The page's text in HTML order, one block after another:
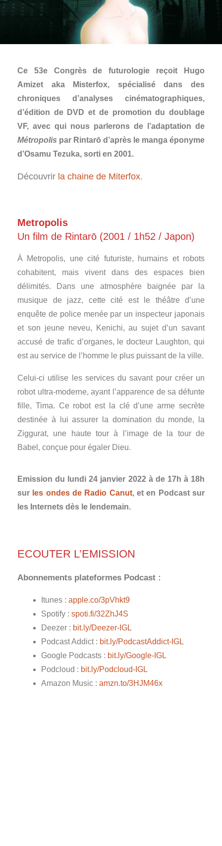
Ce 53e Congrès de futurologie reçoit Hugo
Amizet aka Misterfox, spécialisé dans des
chroniques d’analyses cinématographiques,
d’édition de DVD et de promotion du doublage
VF, avec qui nous parlerons de l’adaptation de
Métropolis par Rintarō d’après le manga éponyme
d’Osamu Tezuka, sorti en 2001.
Découvrir la chaine de Miterfox.
Metropolis
Un film de Rintarō (2001 / 1h52 / Japon)
À Metropolis, une cité futuriste, humains et robots
cohabitent, mais vivent dans des espaces bien
délimités. Dans une atmosphère baignée par la
musique de jazz, cette cité est le théâtre d’une
enquête de police menée par un inspecteur japonais
et son jeune neveu, Kenichi, au sujet d’un savant
accusé de trafic d’organes, le docteur Laughton, qui
est au service de l’homme le plus puissant de la ville.
Celui-ci utilise les services du savant pour créer un
robot ultra-moderne, ayant l’apparence de sa défunte
fille, Tima. Ce robot est la clé d’une arme secrète
destinée à lui assurer la domination du monde, la
Ziggurat, une haute tour à l’image de la tour de
Babel, conçue pour égaler Dieu.
Emission du lundi 24 janvier 2022 à de 17h à 18h
sur les ondes de Radio Canut, et en Podcast sur
les Internets dès le lendemain.
ECOUTER L’EMISSION
Abonnements plateformes Podcast :
Itunes : apple.co/3pVhkt9
Spotify : spoti.fi/32ZhJ4S
Deezer : bit.ly/Deezer-IGL
Podcast Addict : bit.ly/PodcastAddict-IGL
Google Podcasts : bit.ly/Google-IGL
Podcloud : bit.ly/Podcloud-IGL
Amazon Music : amzn.to/3HJM46x